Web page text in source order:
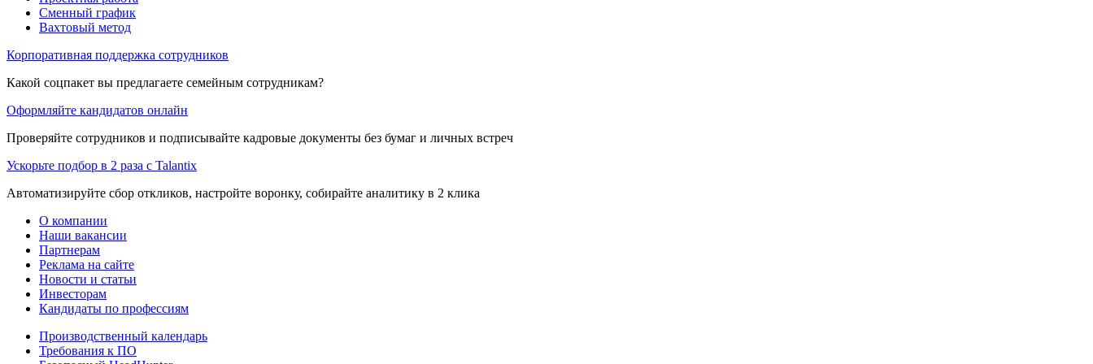
Сменный график
Вахтовый метод
Корпоративная поддержка сотрудников
Какой соцпакет вы предлагаете семейным сотрудникам?
Оформляйте кандидатов онлайн
Проверяйте сотрудников и подписывайте кадровые документы без бумаг и личных встреч
Ускорьте подбор в 2 раза с Talantix
Автоматизируйте сбор откликов, настройте воронку, собирайте аналитику в 2 клика
О компании
Наши вакансии
Партнерам
Реклама на сайте
Новости и статьи
Инвесторам
Кандидаты по профессиям
Производственный календарь
Требования к ПО